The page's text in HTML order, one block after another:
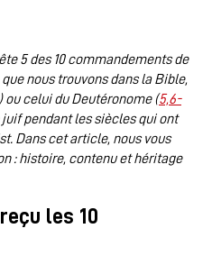
5 des 10 commandements de
nous trouvons dans la Bible,
ou celui du Deutéronome (5,6-
pendant les siècles qui ont
Dans cet article, nous vous
: histoire, contenu et héritage
les 10